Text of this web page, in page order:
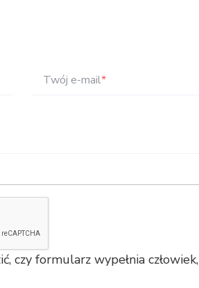
Twój e-mail*
czy formularz wypełnia człowiek,